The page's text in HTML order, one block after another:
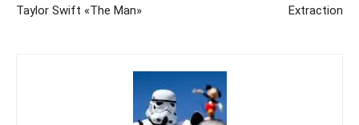
Taylor Swift «The Man» Extraction